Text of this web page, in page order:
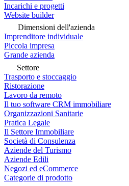
Incarichi e progetti
Website builder
Dimensioni dell'azienda
Imprenditore individuale
Piccola impresa
Grande azienda
Settore
Trasporto e stoccaggio
Ristorazione
Lavoro da remoto
Il tuo software CRM immobiliare
Organizzazioni Sanitarie
Pratica Legale
Il Settore Immobiliare
Società di Consulenza
Aziende del Turismo
Aziende Edili
Negozi ed eCommerce
Categorie di prodotto